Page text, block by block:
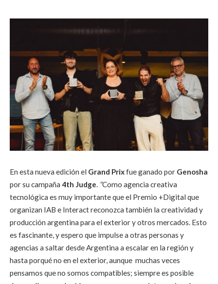
En esta nueva edición el Grand Prixfue ganado por Genosha
por su campaña 4th Judge “Como agencia creativa
tecnológica es muy importante que el Premio +Digital que
organizan IAB e Interact reconozca también la creatividad y
producción argentina para el exterior y otros mercados. Esto
es fascinante, y espero que impulse a otras personas y
agencias a saltar desde Argentina a escalar en la región y
hasta porqué no en el exterior, aunque muchas veces
pensamos que no somos compatibles; siempre es posible